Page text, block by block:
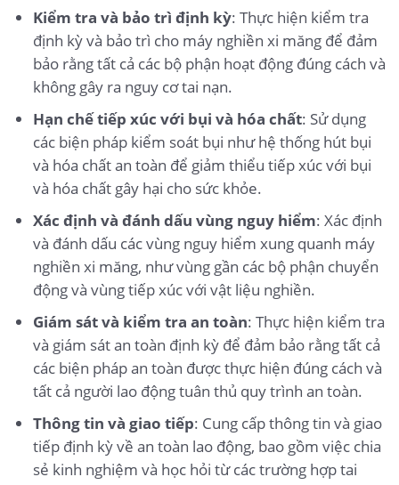
Kiểm tra và bảo trì định kỳ: Thực hiện kiểm tra
định kỳ và bảo trì cho máy nghiền xi măng để đảm
bảo rằng tất cả các bộ phận hoạt động đúng cách và
không gây ra nguy cơ tai nạn.
Hạn chế tiếp xúc với bụi và hóa chất: Sử dụng
các biện pháp kiểm soát bụi như hệ thống hút bụi
và hóa chất an toàn để giảm thiểu tiếp xúc với bụi
và hóa chất gây hại cho sức khỏe.
Xác định và đánh dấu vùng nguy hiểm: Xác định
và đánh dấu các vùng nguy hiểm xung quanh máy
nghiền xi măng, như vùng gần các bộ phận chuyển
động và vùng tiếp xúc với vật liệu nghiền.
Giám sát và kiểm tra an toàn: Thực hiện kiểm tra
và giám sát an toàn định kỳ để đảm bảo rằng tất cả
các biện pháp an toàn được thực hiện đúng cách và
tất cả người lao động tuân thủ quy trình an toàn.
Thông tin và giao tiếp: Cung cấp thông tin và giao
tiếp định kỳ về an toàn lao động, bao gồm việc chia
sẻ kinh nghiệm và học hỏi từ các trường hợp tai